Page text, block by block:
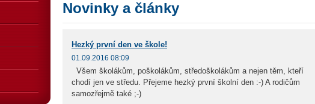
Novinky a články
Hezký první den ve škole!
01.09.2016 08:09
Všem školákům, poškolákům, středoškolákům a nejen těm, kteří
chodí jen ve středu. Přejeme hezký první školní den :-) A rodičům
samozřejmě také ;-)